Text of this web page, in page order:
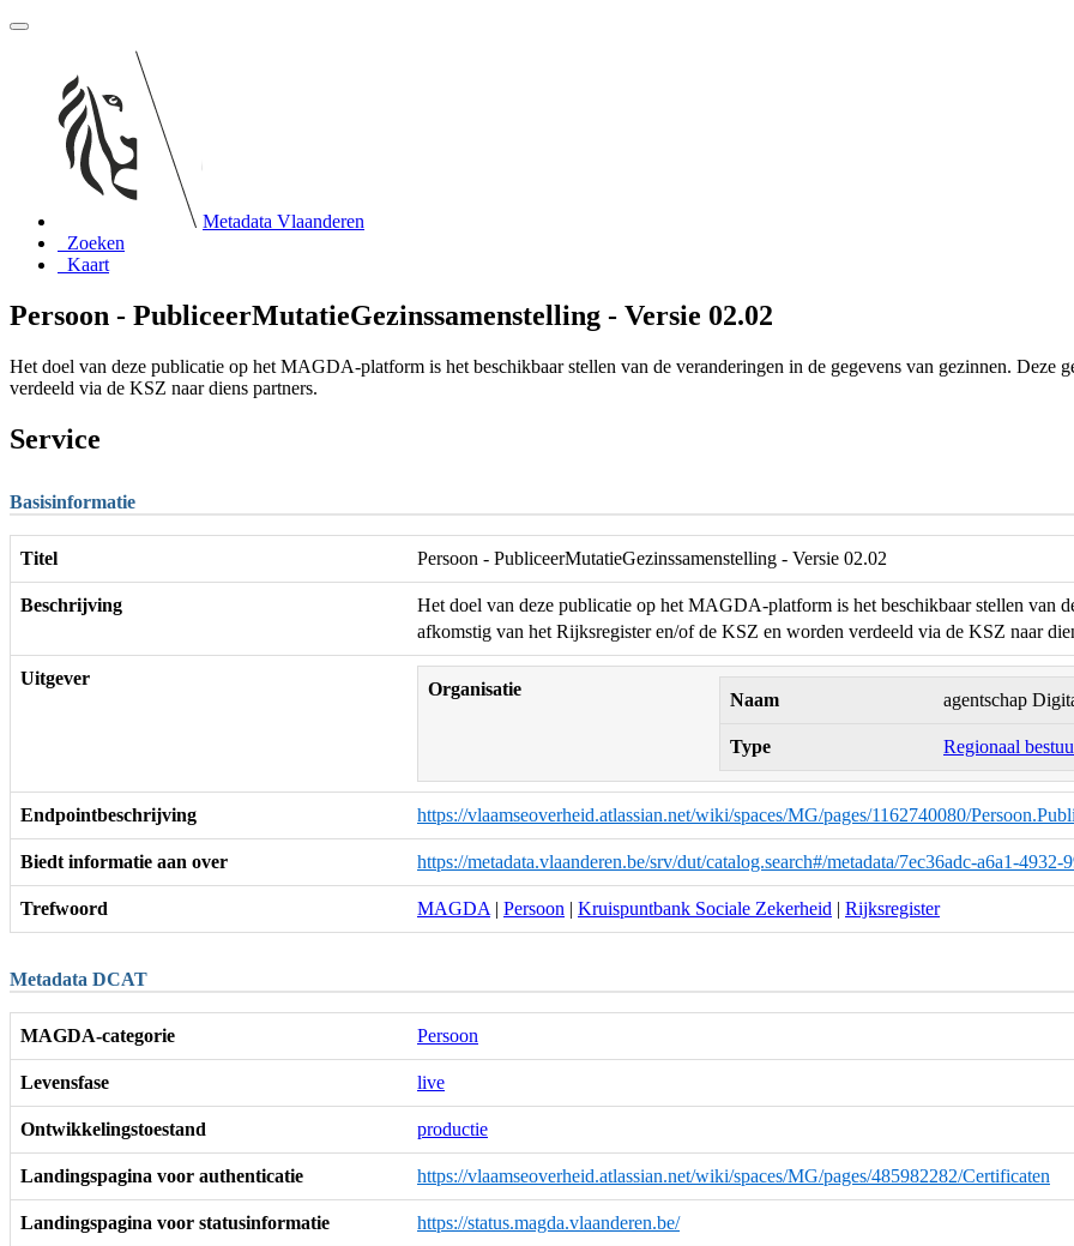
Metadata Vlaanderen
Zoeken
Kaart
Persoon - PubliceerMutatieGezinssamenstelling - Versie 02.02
Het doel van deze publicatie op het MAGDA-platform is het beschikbaar stellen van de veranderingen in de gegevens van gezinnen. Deze
verdeeld via de KSZ naar diens partners.
Service
Basisinformatie
Titel Persoon - PubliceerMutatieGezinssamenstelling - Versie 02.02
Beschrijving
Het doel van deze publicatie op het MAGDA-platform is het beschikbaar stellen van
afkomstig van het Rijksregister en/of de KSZ en worden verdeeld via de KSZ naar
Uitgever
Organisatie
Naam agentschap
Type Regionaal
Endpointbeschrijving https://vlaamseoverheid.atlassian.net/wiki/spaces/MG/pages/1162740080/
Biedt informatie aan over https://metadata.vlaanderen.be/srv/dut/catalog.search#/metadata/7ec36adc-a6a1-4932-
Trefwoord MAGDA | Persoon | Kruispuntbank Sociale Zekerheid | Rijksregister
Metadata DCAT
MAGDA-categorie Persoon
Levensfase live
Ontwikkelingstoestand productie
Landingspagina voor authenticatie https://vlaamseoverheid.atlassian.net/wiki/spaces/MG/pages/485982282/Certificaten
Landingspagina voor statusinformatie https://status.magda.vlaanderen.be/